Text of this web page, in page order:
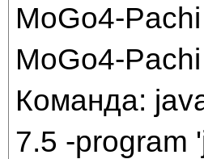
MoGo4-Pachi
MoGo4-Pachi
Команда:
7.5 -program